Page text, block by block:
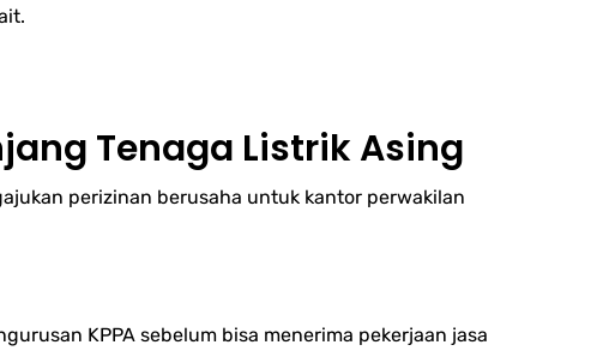
Tenaga Listrik Asing
perizinan berusaha untuk kantor perwakilan
KPPA sebelum bisa menerima pekerjaan jasa